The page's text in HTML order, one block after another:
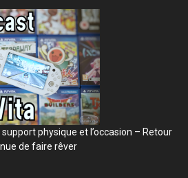
support physique et l’occasion – Retour
de faire rêver